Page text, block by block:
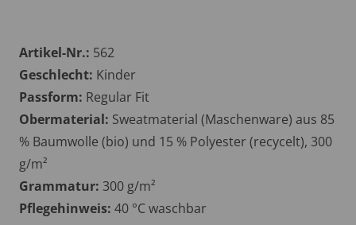
Artikel-Nr.: 562
Geschlecht: Kinder
Passform: Regular Fit
Obermaterial: Sweatmaterial (Maschenware) aus 85
% Baumwolle (bio) und 15 % Polyester (recycelt), 300
g/m²
Grammatur: 300 g/m²
Pflegehinweis: 40 °C waschbar